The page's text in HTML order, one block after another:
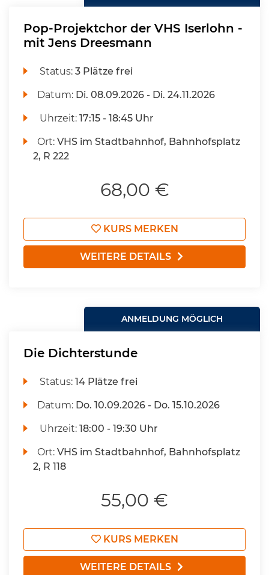
Pop-Projektchor der VHS Iserlohn -
mit Jens Dreesmann
Status:3 Plätze frei
Datum: Di. 08.09.2026 - Di. 24.11.2026
Uhrzeit:17:15 - 18:45 Uhr
Ort:VHS im Stadtbahnhof, Bahnhofsplatz
2, R 222
68,00 €
KURS MERKEN
WEITERE DETAILS
ANMELDUNG MÖGLICH
Die Dichterstunde
Status:14 Plätze frei
Datum: Do. 10.09.2026 - Do. 15.10.2026
Uhrzeit:18:00 - 19:30 Uhr
Ort:VHS im Stadtbahnhof, Bahnhofsplatz
2, R 118
55,00 €
KURS MERKEN
WEITERE DETAILS